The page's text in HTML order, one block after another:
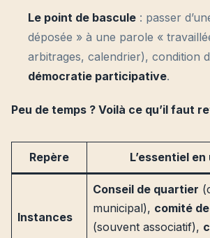
Le point de bascule : passer
déposée » à une parole «
arbitrages, calendrier), condition
démocratie participative.
Peu de temps ? Voilà ce qu’il faut
Repère L’essentiel
Instances
Conseil de quartier
municipal), comité
(souvent associatif),